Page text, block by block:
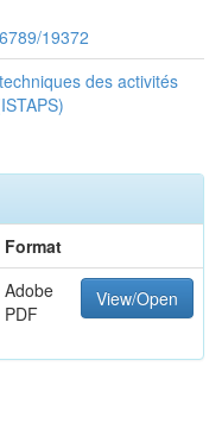
19372
des activités
Format
Adobe
PDF
View/Open